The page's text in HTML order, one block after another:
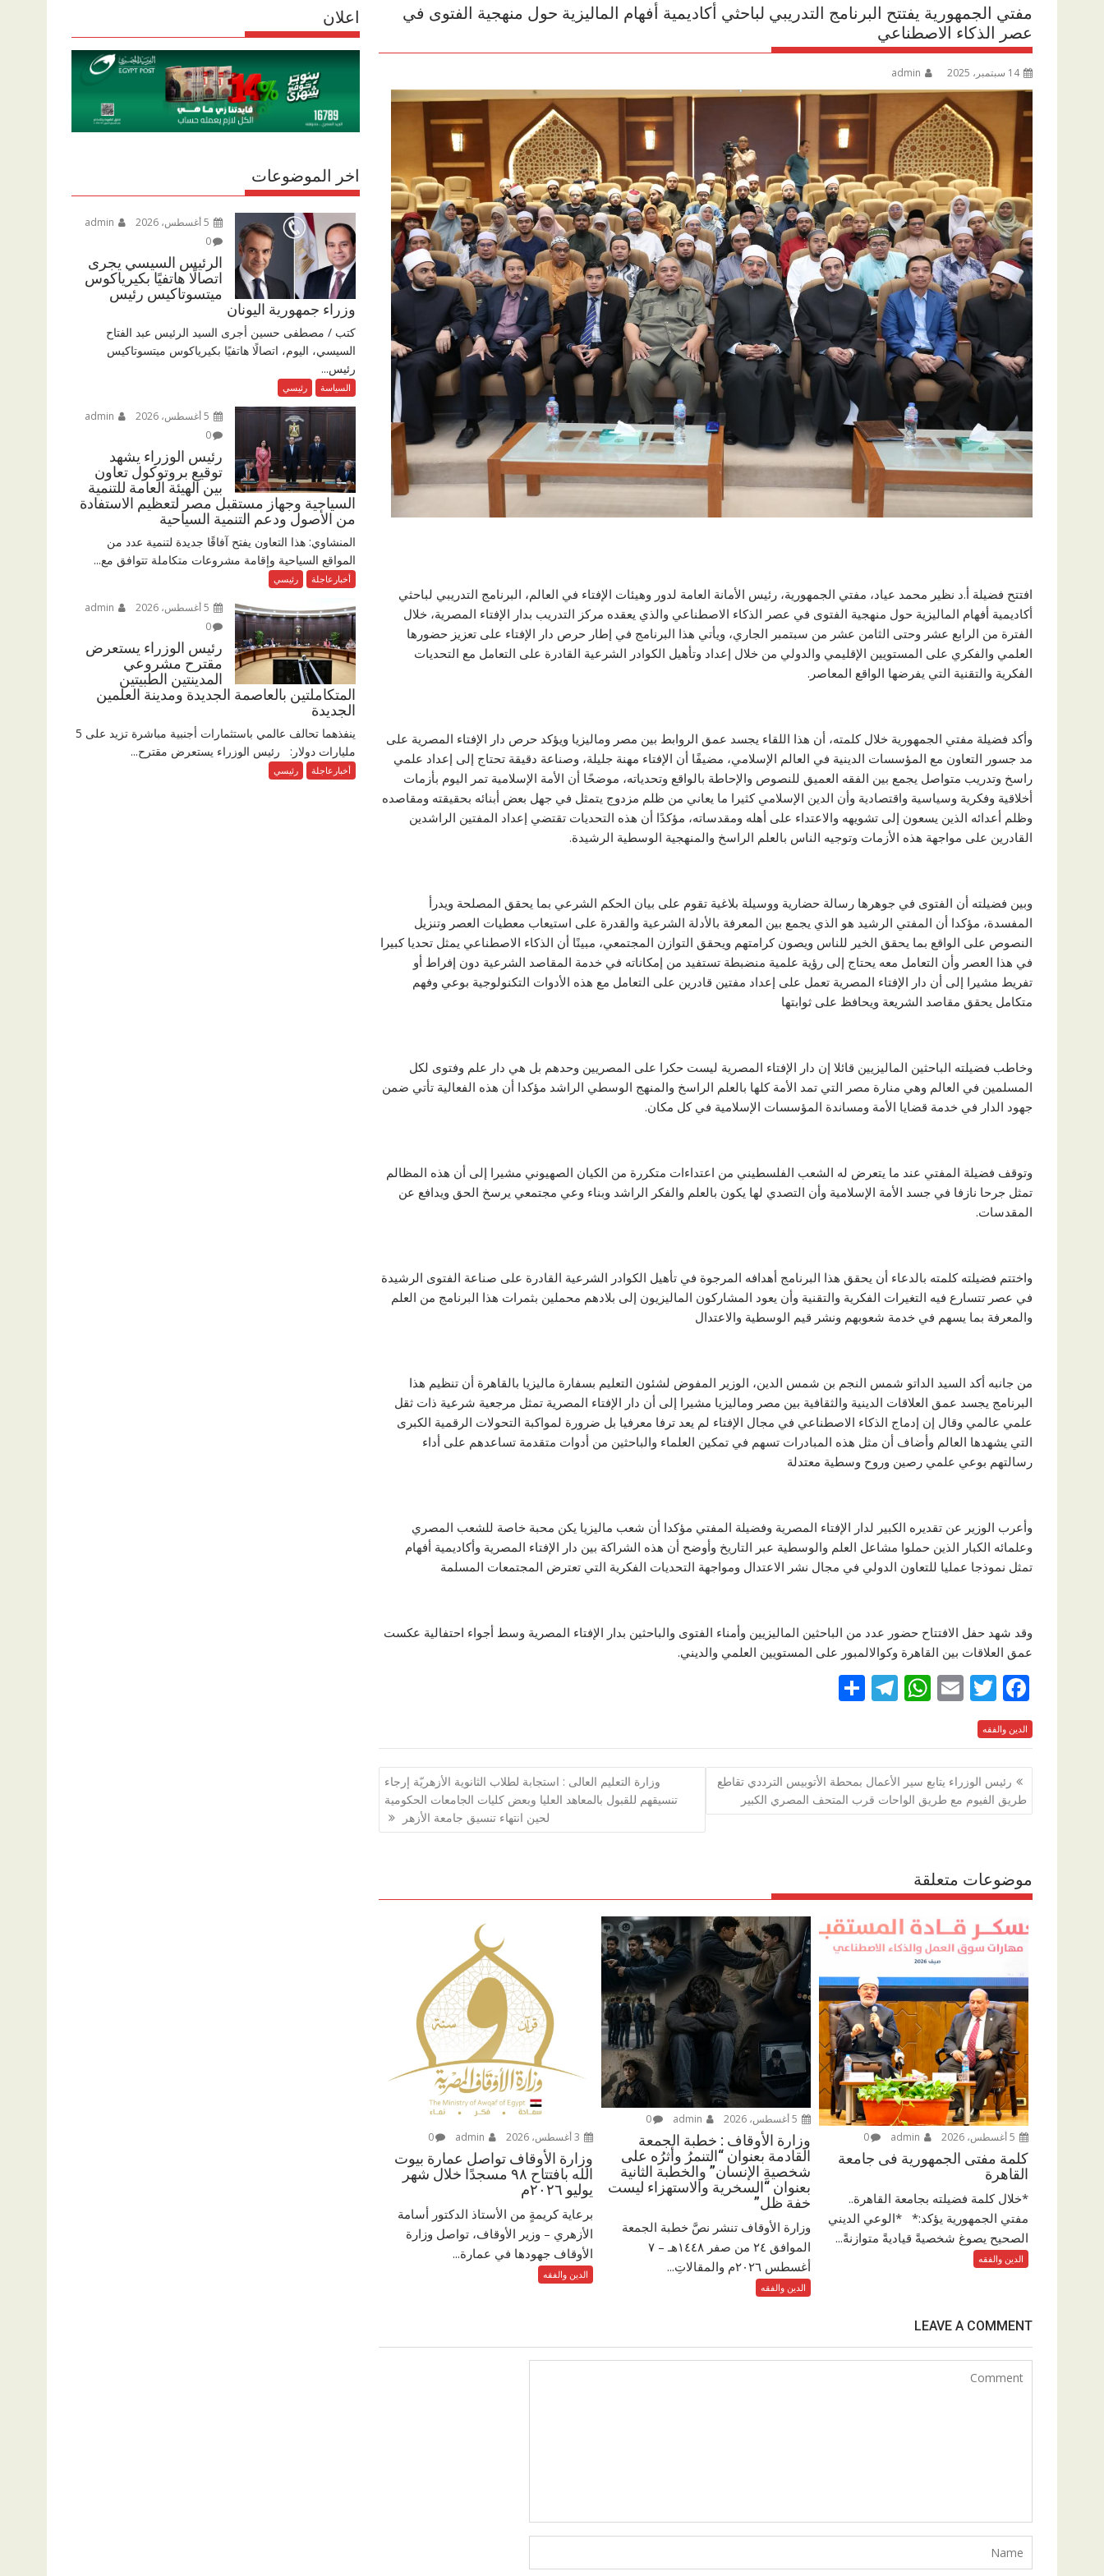
مفتي الجمهورية يفتتح البرنامج التدريبي لباحثي أكاديمية أفهام الماليزية حول منهجية الفتوى في
عصر الذكاء الاصطناعي
14 سبتمبر، 2025 admin
افتتح فضيلة أ.د نظير محمد عياد، مفتي الجمهورية، رئيس الأمانة العامة لدور وهيئات الإفتاء في العالم، البرنامج التدريبي لباحثي
أكاديمية أفهام الماليزية حول منهجية الفتوى في عصر الذكاء الاصطناعي والذي يعقده مركز التدريب بدار الإفتاء المصرية، خلال
الفترة من الرابع عشر وحتى الثامن عشر من سبتمبر الجاري، ويأتي هذا البرنامج في إطار حرص دار الإفتاء على تعزيز حضورها
العلمي والفكري على المستويين الإقليمي والدولي من خلال إعداد وتأهيل الكوادر الشرعية القادرة على التعامل مع التحديات
الفكرية والتقنية التي يفرضها الواقع المعاصر.
وأكد فضيلة مفتي الجمهورية خلال كلمته، أن هذا اللقاء يجسد عمق الروابط بين مصر وماليزيا ويؤكد حرص دار الإفتاء المصرية على
مد جسور التعاون مع المؤسسات الدينية في العالم الإسلامي، مضيفًا أن الإفتاء مهنة جليلة، وصناعة دقيقة تحتاج إلى إعداد علمي
راسخ وتدريب متواصل يجمع بين الفقه العميق للنصوص والإحاطة بالواقع وتحدياته، موضحًا أن الأمة الإسلامية تمر اليوم بأزمات
أخلاقية وفكرية وسياسية واقتصادية وأن الدين الإسلامي كثيرا ما يعاني من ظلم مزدوج يتمثل في جهل بعض أبنائه بحقيقته ومقاصده
وظلم أعدائه الذين يسعون إلى تشويهه والاعتداء على أهله ومقدساته، مؤكدًا أن هذه التحديات تقتضي إعداد المفتين الراشدين
القادرين على مواجهة هذه الأزمات وتوجيه الناس بالعلم الراسخ والمنهجية الوسطية الرشيدة.
وبين فضيلته أن الفتوى في جوهرها رسالة حضارية ووسيلة بلاغية تقوم على بيان الحكم الشرعي بما يحقق المصلحة ويدرأ
المفسدة، مؤكدا أن المفتي الرشيد هو الذي يجمع بين المعرفة بالأدلة الشرعية والقدرة على استيعاب معطيات العصر وتنزيل
النصوص على الواقع بما يحقق الخير للناس ويصون كرامتهم ويحقق التوازن المجتمعي، مبينًا أن الذكاء الاصطناعي يمثل تحديا كبيرا
في هذا العصر وأن التعامل معه يحتاج إلى رؤية علمية منضبطة تستفيد من إمكاناته في خدمة المقاصد الشرعية دون إفراط أو
تفريط مشيرا إلى أن دار الإفتاء المصرية تعمل على إعداد مفتين قادرين على التعامل مع هذه الأدوات التكنولوجية بوعي وفهم
متكامل يحقق مقاصد الشريعة ويحافظ على ثوابتها
وخاطب فضيلته الباحثين الماليزيين قائلا إن دار الإفتاء المصرية ليست حكرا على المصريين وحدهم بل هي دار علم وفتوى لكل
المسلمين في العالم وهي منارة مصر التي تمد الأمة كلها بالعلم الراسخ والمنهج الوسطي الراشد مؤكدا أن هذه الفعالية تأتي ضمن
جهود الدار في خدمة قضايا الأمة ومساندة المؤسسات الإسلامية في كل مكان.
وتوقف فضيلة المفتي عند ما يتعرض له الشعب الفلسطيني من اعتداءات متكررة من الكيان الصهيوني مشيرا إلى أن هذه المظالم
تمثل جرحا نازفا في جسد الأمة الإسلامية وأن التصدي لها يكون بالعلم والفكر الراشد وبناء وعي مجتمعي يرسخ الحق ويدافع عن
المقدسات.
واختتم فضيلته كلمته بالدعاء أن يحقق هذا البرنامج أهدافه المرجوة في تأهيل الكوادر الشرعية القادرة على صناعة الفتوى الرشيدة
في عصر تتسارع فيه التغيرات الفكرية والتقنية وأن يعود المشاركون الماليزيون إلى بلادهم محملين بثمرات هذا البرنامج من العلم
والمعرفة بما يسهم في خدمة شعوبهم ونشر قيم الوسطية والاعتدال
من جانبه أكد السيد الداتو شمس النجم بن شمس الدين، الوزير المفوض لشئون التعليم بسفارة ماليزيا بالقاهرة أن تنظيم هذا
البرنامج يجسد عمق العلاقات الدينية والثقافية بين مصر وماليزيا مشيرا إلى أن دار الإفتاء المصرية تمثل مرجعية شرعية ذات ثقل
علمي عالمي وقال إن إدماج الذكاء الاصطناعي في مجال الإفتاء لم يعد ترفا معرفيا بل ضرورة لمواكبة التحولات الرقمية الكبرى
التي يشهدها العالم وأضاف أن مثل هذه المبادرات تسهم في تمكين العلماء والباحثين من أدوات متقدمة تساعدهم على أداء
رسالتهم بوعي علمي رصين وروح وسطية معتدلة
وأعرب الوزير عن تقديره الكبير لدار الإفتاء المصرية وفضيلة المفتي مؤكدا أن شعب ماليزيا يكن محبة خاصة للشعب المصري
وعلمائه الكبار الذين حملوا مشاعل العلم والوسطية عبر التاريخ وأوضح أن هذه الشراكة بين دار الإفتاء المصرية وأكاديمية أفهام
تمثل نموذجا عمليا للتعاون الدولي في مجال نشر الاعتدال ومواجهة التحديات الفكرية التي تعترض المجتمعات المسلمة
وقد شهد حفل الافتتاح حضور عدد من الباحثين الماليزيين وأمناء الفتوى والباحثين بدار الإفتاء المصرية وسط أجواء احتفالية عكست
عمق العلاقات بين القاهرة وكوالالمبور على المستويين العلمي والديني.
F
ac
e
b
o
o
T
itt
er
E
ai
l
W
at
s
A
p
T
e
gr
a
m
ar
e
الدين والفقه
تصفّح
المقالات
رئيس الوزراء يتابع سير الأعمال بمحطة الأتوبيس الترددي تقاطع
طريق الفيوم مع طريق الواحات قرب المتحف المصري الكبير
وزارة التعليم العالى : استجابة لطلاب الثانوية الأزهريّة إرجاء
تنسيقهم للقبول بالمعاهد العليا وبعض كليات الجامعات الحكومية
لحين انتهاء تنسيق جامعة الأزهر
موضوعات متعلقة
0
كلمة مفتى الجمهورية فى جامعة
القاهرة
*خلال كلمة فضيلته بجامعة القاهرة..
مفتي الجمهورية يؤكد:* *الوعي الديني
الصحيح يصوغ شخصيةً قياديةً متوازنةً...
الدين والفقه
0
وزارة الأوقاف : خطبة الجمعة
القادمة بعنوان “التنمرُ وأثرُه على
شخصيةِ الإنسان” والخطبة الثانية
بعنوان “السخرية والاستهزاء ليست
خفة ظل”
وزارة الأوقاف تنشر نصَّ خطبة الجمعة
الموافق ٢٤ من صفر ١٤٤٨هـ – ‏٧
أغسطس ٢٠٢٦م والمقالاتِ...
الدين والفقه
0
وزارة الأوقاف تواصل عمارة بيوت
الله بافتتاح ٩٨ مسجدًا خلال شهر
يوليو ٢٠٢٦م
برعاية كريمةٍ من الأستاذ الدكتور أسامة
الأزهري – وزير الأوقاف، تواصل وزارة
الأوقاف جهودها في عمارة...
الدين والفقه
LEAVE A COMMENT
اعلان
اخر الموضوعات
0
الرئيس السيسي يجرى
اتصالًا هاتفيًا بكيرياكوس
ميتسوتاكيس رئيس
وزراء جمهورية اليونان
كتب / مصطفى حسين أجرى السيد الرئيس عبد الفتاح
السيسي، اليوم، اتصالًا هاتفيًا بكيرياكوس ميتسوتاكيس
رئيس...
السياسة رئيسي
0
رئيس الوزراء يشهد
توقيع بروتوكول تعاون
بين الهيئة العامة للتنمية
السياحية وجهاز مستقبل مصر لتعظيم الاستفادة
من الأصول ودعم التنمية السياحية
المنشاوي: هذا التعاون يفتح آفاقًا جديدة لتنمية عدد من
المواقع السياحية وإقامة مشروعات متكاملة تتوافق مع...
أخبارعاجلة رئيسي
0
رئيس الوزراء يستعرض
مقترح مشروعي
المدينتين الطبيتين
المتكاملتين بالعاصمة الجديدة ومدينة العلمين
الجديدة
ينفذهما تحالف عالمي باستثمارات أجنبية مباشرة تزيد على 5
مليارات دولار: رئيس الوزراء يستعرض مقترح...
أخبارعاجلة رئيسي